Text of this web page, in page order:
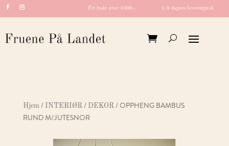
Fri frakt over 1000,- 1-5 dagers leveringstid
Hjem/ INTERIØR/ DEKOR/ OPPHENG BAMBUS
RUND M/JUTESNOR